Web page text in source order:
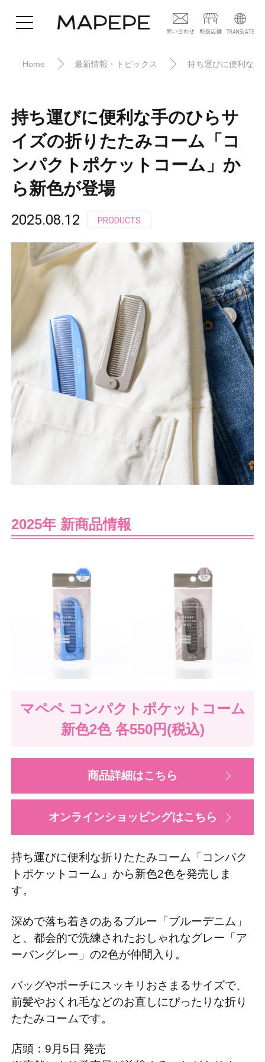
Home 最新情報・トピックス 持ち運びに便利な
持ち運びに便利な手のひらサ
イズの折りたたみコーム「コ
ンパクトポケットコーム」か
ら新色が登場
2025.08.12 PRODUCTS
2025年 新商品情報
マペペ コンパクトポケットコーム
新色2色 各550円(税込)
商品詳細はこちら
オンラインショッピングはこちら
持ち運びに便利な折りたたみコーム「コンパク
トポケットコーム」から新色2色を発売しま
す。
深めで落ち着きのあるブルー「ブルーデニム」
と、都会的で洗練されたおしゃれなグレー「ア
ーバングレー」の2色が仲間入り。
バッグやポーチにスッキリおさまるサイズで、
前髪やおくれ毛などのお直しにぴったりな折り
たたみコームです。
店頭：9月5日 発売